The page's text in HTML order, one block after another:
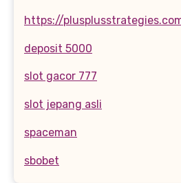
https://
deposit 5000
slot gacor 777
slot jepang asli
spaceman
sbobet